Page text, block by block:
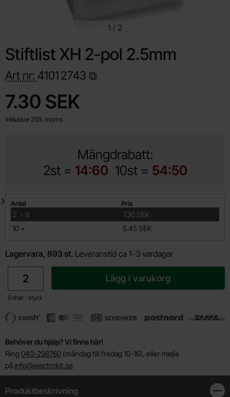
1 / 2
Stiftlist XH 2-pol 2.5mm
Art nr: 41012743
pris
7.30 SEK
Inklusive 25% moms
Mängdrabatt:
2st = 14:60 10st = 54:50
Mängdrabatt
Antal Pris
2 -
till 9
7.30 SEK
10 +
till 5.45 SEK
Lagervara, 893 st. Leveranstid ca 1-3 vardagar
Enhet : styck
Lägg i varukorg
Behöver du hjälp? Vi finns här!
Ring 040-298760 (måndag till fredag 10-16), eller mejla
på info@electrokit.se
Produktbeskrivning